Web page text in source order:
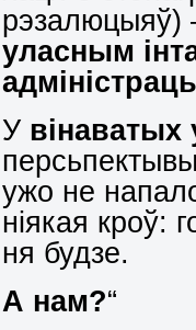
рэзалюцыяў)
уласным
У
ужо не
ніякая кроў:
ня будзе.
А нам?“